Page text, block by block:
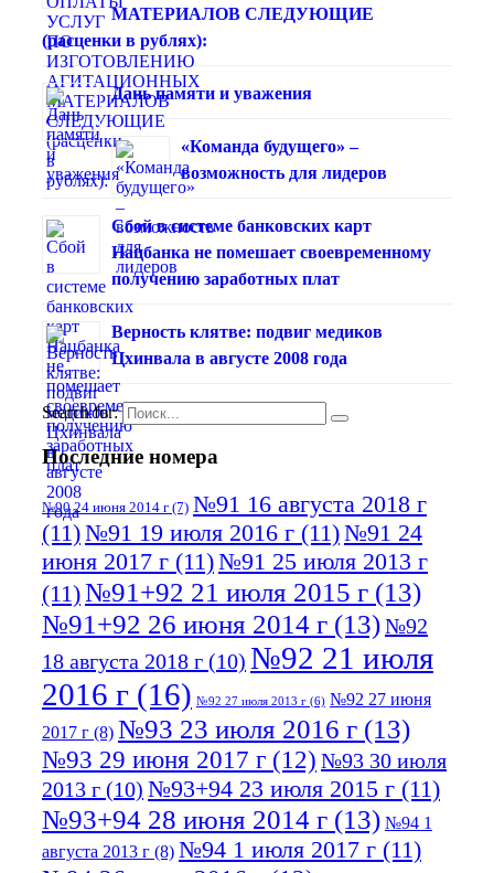
МАТЕРИАЛОВ СЛЕДУЮЩИЕ
(расценки в рублях):
Дань памяти и уважения
«Команда будущего» –
возможность для лидеров
Сбой в системе банковских карт
Нацбанка не помешает своевременному
получению заработных плат
Верность клятве: подвиг медиков
Цхинвала в августе 2008 года
Search for:
Последние номера
№90 24 июня 2014 г (7) №91 16 августа 2018 г
(11)№91 19 июля 2016 г (11)№91 24
июня 2017 г (11)№91 25 июля 2013 г
(11)№91+92 21 июля 2015 г (13)
№91+92 26 июня 2014 г (13)№92
18 августа 2018 г (10) №92 21 июля
2016 г (16) №92 27 июля 2013 г (6) №92 27 июня
2017 г (8) №93 23 июля 2016 г (13)
№93 29 июня 2017 г (12) №93 30 июля
2013 г (10) №93+94 23 июля 2015 г (11)
№93+94 28 июня 2014 г (13) №94 1
августа 2013 г (8) №94 1 июля 2017 г (11)